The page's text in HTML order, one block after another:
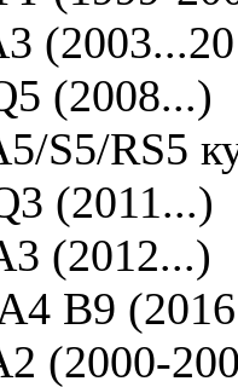
(2008...)
S5/RS5
(2011...)
(2012...)
B9
(2000-